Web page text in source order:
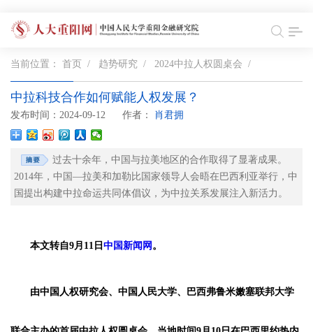
当前位置： 首页 / 趋势研究 / 2024中拉人权圆桌会 /
中拉科技合作如何赋能人权发展？
发布时间：2024-09-12 作者： 肖君拥
过去十余年，中国与拉美地区的合作取得了显著成果。
2014年，中国—拉美和加勒比国家领导人会晤在巴西利亚举行，中
国提出构建中拉命运共同体倡议，为中拉关系发展注入新活力。
本文转自9月11日 中国新闻网 。
由中国人权研究会、中国人民大学、巴西弗鲁米嫩塞联邦大学